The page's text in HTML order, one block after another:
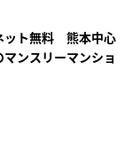
ット無料 熊本中心
ンスリーマンショ